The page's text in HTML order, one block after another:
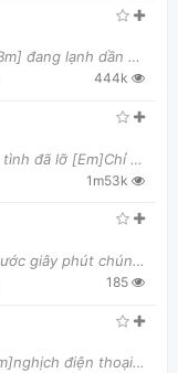
Thông tin chung 1. Ở bên [Em] kia bầu trời, về đêm chắc [Bm] đang lạnh dần Và [C] em giờ đang chìm trong giấc [G] m
444k
[Am]Chỉ là nỗi nhớ mãi đứng [G]sau cuộc tình đã lỡ [Em]Chỉ là cơn mơ cuốn theo [Am]cả một trời thươ
1m53k
Chorus: Mình cùng nhau đóng [F]băng trước giây phút chúng ta [G]chia xa Thời học sinh lướt [Em]q
185
Nhìn [F]xem đã mấy giờ [Bb]rồi? Ngồi [Gm]nghịch điện thoại ít [C]thôi Tắt [Gm]máy đi lên học [C]bà